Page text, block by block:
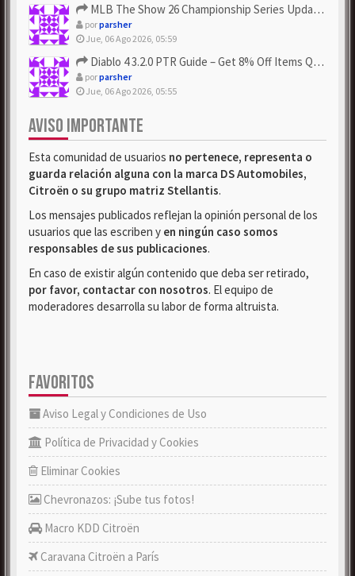
MLB The Show 26 Championship Series Update! Get Cheap & ...
porparsher
Jue, 06 Ago 2026, 05:59
Diablo 4 3.2.0 PTR Guide – Get 8% Off Items Quickly to Test ...
porparsher
Jue, 06 Ago 2026, 05:55
AVISO IMPORTANTE
Esta comunidad de usuarios no pertenece, representa o
guarda relación alguna con la marca DS Automobiles,
Citroën o su grupo matriz Stellantis.
Los mensajes publicados reflejan la opinión personal de los
usuarios que las escriben y en ningún caso somos
responsables de sus publicaciones.
En caso de existir algún contenido que deba ser retirado,
por favor, contactar con nosotros. El equipo de
moderadores desarrolla su labor de forma altruista.
FAVORITOS
Aviso Legal y Condiciones de Uso
Política de Privacidad y Cookies
Eliminar Cookies
Chevronazos: ¡Sube tus fotos!
Macro KDD Citroën
Caravana Citroën a París